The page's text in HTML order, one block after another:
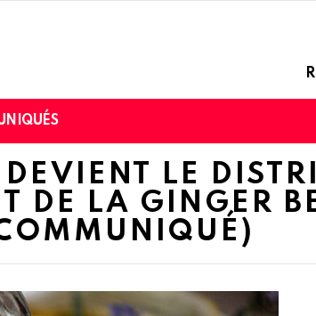
LE
DE LA GINGER